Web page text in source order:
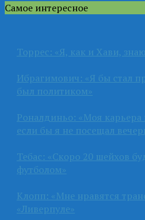
Самое интересное
Торрес: «Я, как и Хави,
Ибрагимович: «Я бы стал
был политиком»
Роналдиньо: «Моя
если бы я не посещал
Тебас: «Скоро 20 шейхов
футболом»
Клопп: «Мне нравятся
«Ливерпуле»